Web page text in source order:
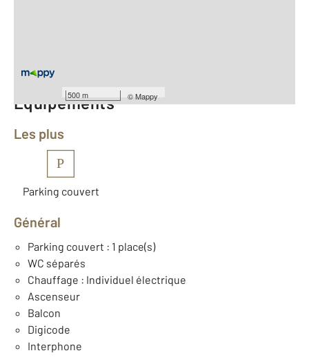
500 m ©Mappy
Équipements
Les plus
P
Parking couvert
Général
Parking couvert : 1 place(s)
WC séparés
Chauffage : Individuel électrique
Ascenseur
Balcon
Digicode
Interphone